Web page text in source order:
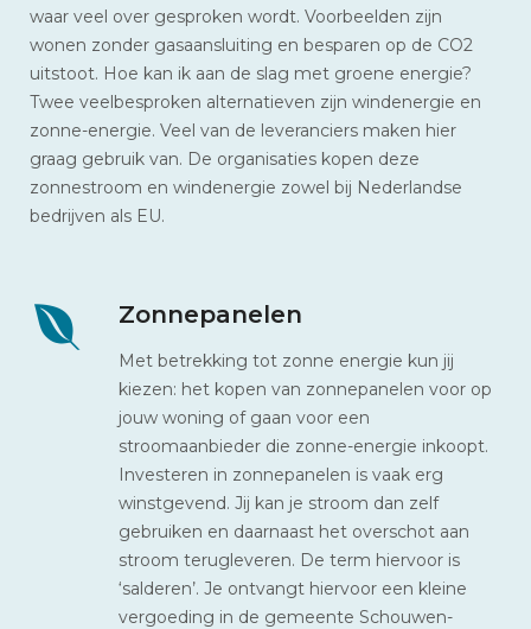
waar veel over gesproken wordt. Voorbeelden zijn
wonen zonder gasaansluiting en besparen op de CO2
uitstoot. Hoe kan ik aan de slag met groene energie?
Twee veelbesproken alternatieven zijn windenergie en
zonne-energie. Veel van de leveranciers maken hier
graag gebruik van. De organisaties kopen deze
zonnestroom en windenergie zowel bij Nederlandse
bedrijven als EU.
Zonnepanelen
Met betrekking tot zonne energie kun jij
kiezen: het kopen van zonnepanelen voor op
jouw woning of gaan voor een
stroomaanbieder die zonne-energie inkoopt.
Investeren in zonnepanelen is vaak erg
winstgevend. Jij kan je stroom dan zelf
gebruiken en daarnaast het overschot aan
stroom terugleveren. De term hiervoor is
‘salderen’. Je ontvangt hiervoor een kleine
vergoeding in de gemeente Schouwen-